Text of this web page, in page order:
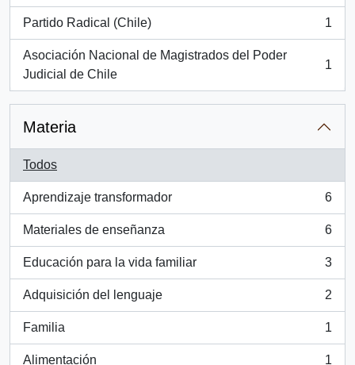
Partido Radical (Chile)
, 1 resultados
1
Asociación Nacional de Magistrados del Poder
Judicial de Chile
, 1 resultados
1
Materia
Todos
Aprendizaje transformador
, 6 resultados
6
Materiales de enseñanza
, 6 resultados
6
Educación para la vida familiar
, 3 resultados
3
Adquisición del lenguaje
, 2 resultados
2
Familia
, 1 resultados
1
Alimentación 1